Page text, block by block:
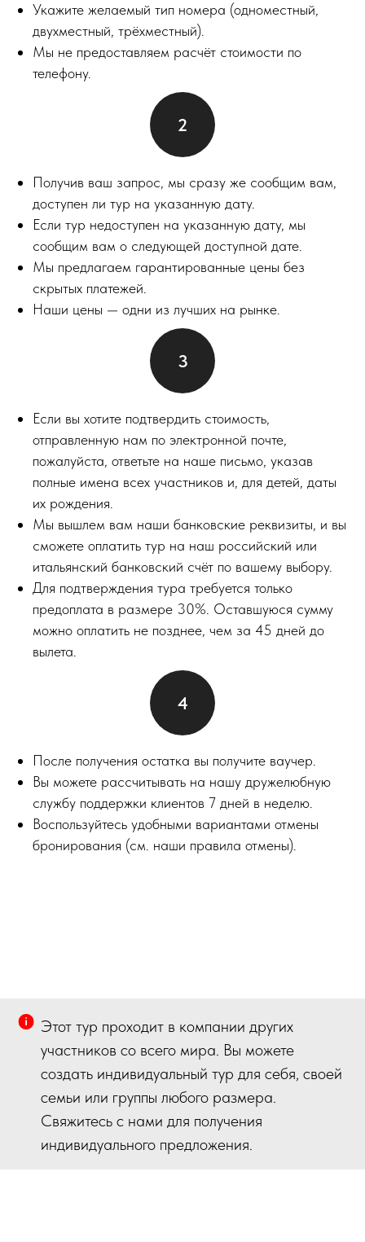
Укажите желаемый тип номера (одноместный,
двухместный, трёхместный).
Мы не предоставляем расчёт стоимости по
телефону.
Получив ваш запрос, мы сразу же сообщим вам,
доступен ли тур на указанную дату.
Если тур недоступен на указанную дату, мы
сообщим вам о следующей доступной дате.
Мы предлагаем гарантированные цены без
скрытых платежей.
Наши цены — одни из лучших на рынке.
Если вы хотите подтвердить стоимость,
отправленную нам по электронной почте,
пожалуйста, ответьте на наше письмо, указав
полные имена всех участников и, для детей, даты
их рождения.
Мы вышлем вам наши банковские реквизиты, и вы
сможете оплатить тур на наш российский или
итальянский банковский счёт по вашему выбору.
Для подтверждения тура требуется только
предоплата в размере 30%. Оставшуюся сумму
можно оплатить не позднее, чем за 45 дней до
вылета.
После получения остатка вы получите ваучер.
Вы можете рассчитывать на нашу дружелюбную
службу поддержки клиентов 7 дней в неделю.
Воспользуйтесь удобными вариантами отмены
бронирования (см. наши правила отмены).
Этот тур проходит в компании других
участников со всего мира. Вы можете
создать индивидуальный тур для себя, своей
семьи или группы любого размера.
Свяжитесь с нами для получения
индивидуального предложения.